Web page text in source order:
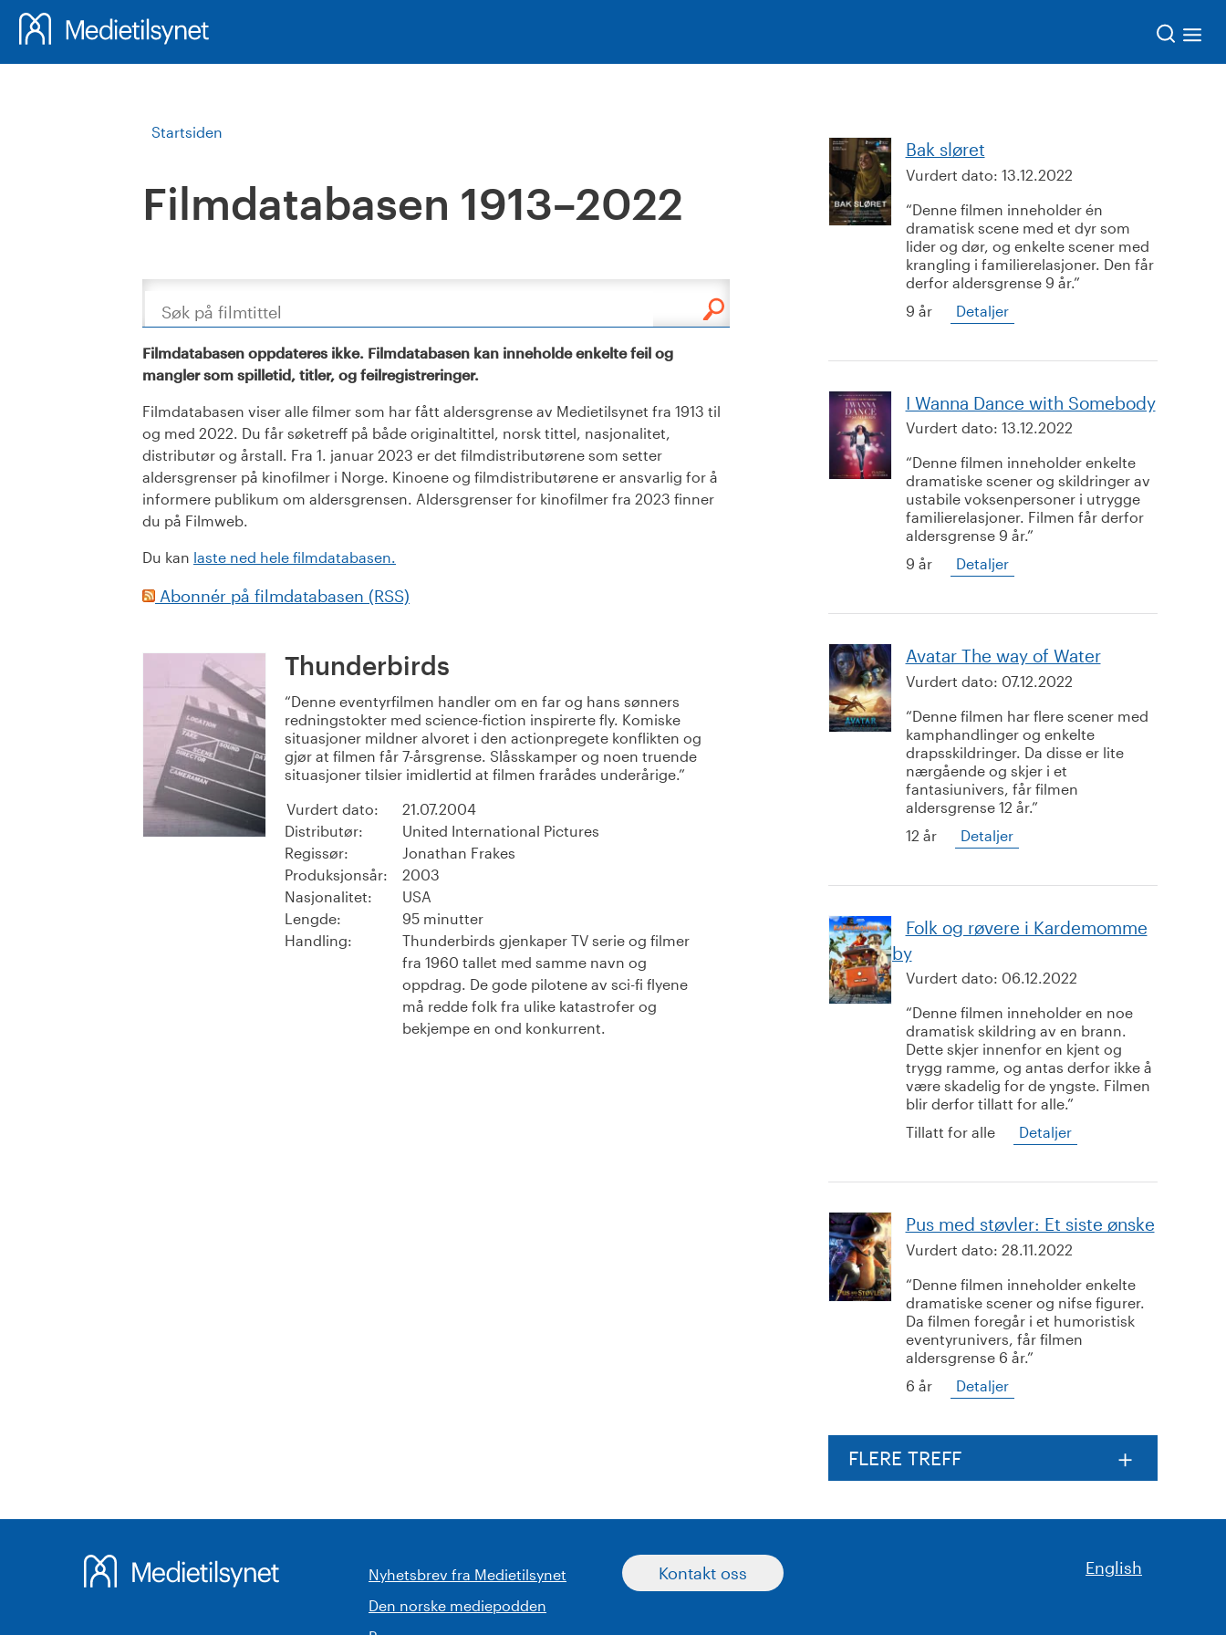
Startsiden
Filmdatabasen 1913–2022
Søk
Filmdatabasen oppdateres ikke. Filmdatabasen kan inneholde enkelte feil og
mangler som spilletid, titler, og feilregistreringer.
Filmdatabasen viser alle filmer som har fått aldersgrense av Medietilsynet fra 1913 til
og med 2022. Du får søketreff på både originaltittel, norsk tittel, nasjonalitet,
distributør og årstall. Fra 1. januar 2023 er det filmdistributørene som setter
aldersgrenser på kinofilmer i Norge. Kinoene og filmdistributørene er ansvarlig for å
informere publikum om aldersgrensen. Aldersgrenser for kinofilmer fra 2023 finner
du på Filmweb.
Du kan laste ned hele filmdatabasen.
Abonnér på filmdatabasen (RSS)
Thunderbirds
Denne eventyrfilmen handler om en far og hans sønners
redningstokter med science-fiction inspirerte fly. Komiske
situasjoner mildner alvoret i den actionpregete konflikten og
gjør at filmen får 7-årsgrense. Slåsskamper og noen truende
situasjoner tilsier imidlertid at filmen frarådes underårige.
Vurdert dato:
21.07.2004
Distributør:
United International Pictures
Regissør:
Jonathan Frakes
Produksjonsår:
2003
Nasjonalitet:
USA
Lengde:
95 minutter
Handling:
Thunderbirds gjenkaper TV serie og filmer
fra 1960 tallet med samme navn og
oppdrag. De gode pilotene av sci-fi flyene
må redde folk fra ulike katastrofer og
bekjempe en ond konkurrent.
Bak sløret
Vurdert dato: 13.12.2022
Denne filmen inneholder én
dramatisk scene med et dyr som
lider og dør, og enkelte scener med
krangling i familierelasjoner. Den får
derfor aldersgrense 9 år.
9 år
Detaljer
I Wanna Dance with Somebody
Vurdert dato: 13.12.2022
Denne filmen inneholder enkelte
dramatiske scener og skildringer av
ustabile voksenpersoner i utrygge
familierelasjoner. Filmen får derfor
aldersgrense 9 år.
9 år
Detaljer
Avatar The way of Water
Vurdert dato: 07.12.2022
Denne filmen har flere scener med
kamphandlinger og enkelte
drapsskildringer. Da disse er lite
nærgående og skjer i et
fantasiunivers, får filmen
aldersgrense 12 år.
12 år
Detaljer
Folk og røvere i Kardemomme
by
Vurdert dato: 06.12.2022
Denne filmen inneholder en noe
dramatisk skildring av en brann.
Dette skjer innenfor en kjent og
trygg ramme, og antas derfor ikke å
være skadelig for de yngste. Filmen
blir derfor tillatt for alle.
Tillatt for alle
Detaljer
Pus med støvler: Et siste ønske
Vurdert dato: 28.11.2022
Denne filmen inneholder enkelte
dramatiske scener og nifse figurer.
Da filmen foregår i et humoristisk
eventyrunivers, får filmen
aldersgrense 6 år.
6 år
Detaljer
FLERE TREFF
Nyhetsbrev fra Medietilsynet
Den norske mediepodden
Kontakt oss English